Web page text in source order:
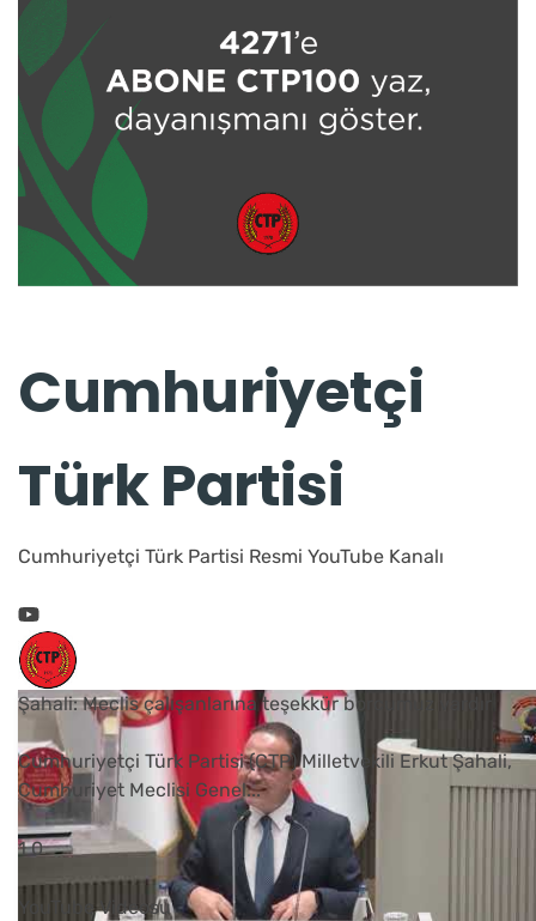
Cumhuriyetçi
Türk Partisi
Cumhuriyetçi Türk Partisi Resmi YouTube Kanalı
Şahali: Meclis çalışanlarına teşekkür borcumuz vardır
Cumhuriyetçi Türk Partisi (CTP) Milletvekili Erkut Şahali,
Cumhuriyet Meclisi Genel...
1 0
YouTube Videosu